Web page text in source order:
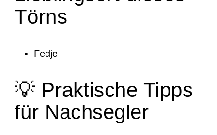
Törns
Fedje
💡 Praktische Tipps
für Nachsegler